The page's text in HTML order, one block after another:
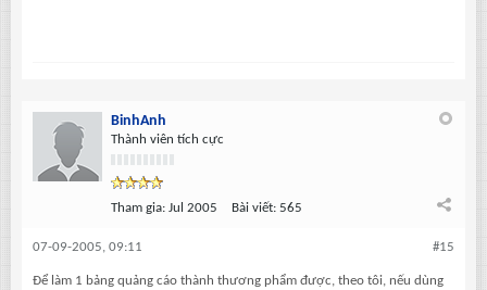
BinhAnh
Thành viên tích cực
Tham gia: Jul 2005 Bài viết: 565
#15
07-09-2005, 09:11
Để làm 1 bảng quảng cáo thành thương phẩm được, theo tôi, nếu dùng